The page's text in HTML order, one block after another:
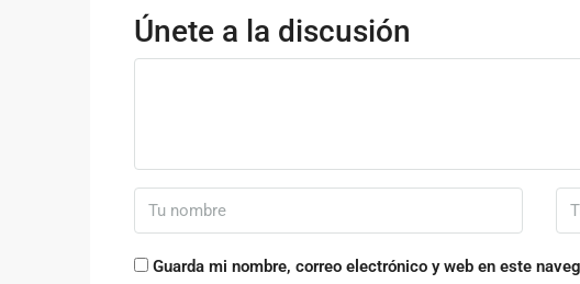
Únete a la discusión
Guarda mi nombre, correo electrónico y web en este